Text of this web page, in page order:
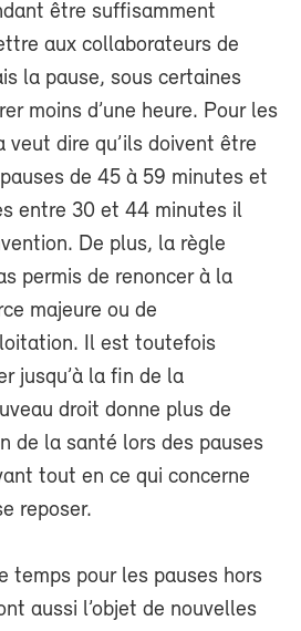
être suffisamment
aux collaborateurs de
la pause, sous certaines
moins d’une heure. Pour les
veut dire qu’ils doivent être
de 45 à 59 minutes et
entre 30 et 44 minutes il
De plus, la règle
permis de renoncer à la
majeure ou de
Il est toutefois
jusqu’à la fin de la
droit donne plus de
de la santé lors des pauses
tout en ce qui concerne
reposer.
temps pour les pauses hors
aussi l’objet de nouvelles